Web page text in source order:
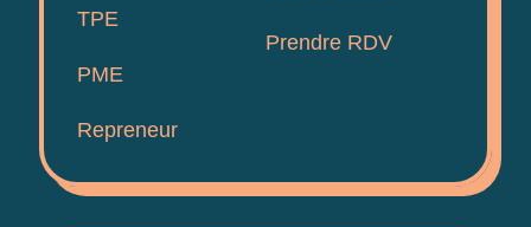
TPE
PME
Repreneur
Prendre RDV